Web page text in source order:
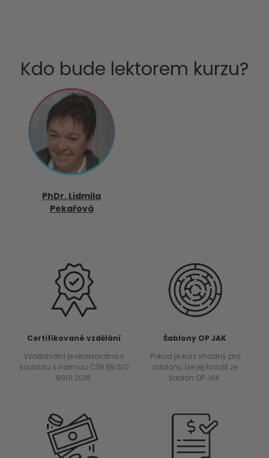
Kdo bude lektorem kurzu?
PhDr. Lidmila
Pekařová
Certifikované vzdělání
Vzdělávání je realizováno v
souladu s normou ČSN EN ISO
9001:2016.
Šablony OP JAK
Pokud je kurz vhodný pro
šablony, lze jej hradit ze
šablon OP JAK.